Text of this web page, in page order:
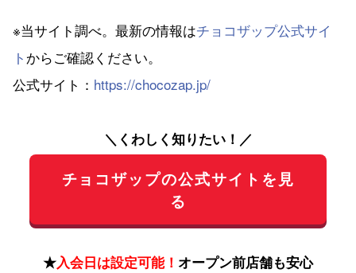
※当サイト調べ。最新の情報はチョコザップ公式サイ
ト からご確認ください。
公式サイト： https://chocozap.jp/
＼くわしく知りたい！／
チョコザップの公式サイトを見
る
★入会日は設定可能！ オープン前店舗も安心